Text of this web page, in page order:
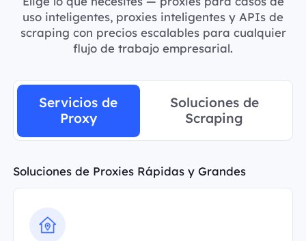
uso inteligentes, proxies inteligentes y APIs de
scraping con precios escalables para cualquier
flujo de trabajo empresarial.
Servicios de
Proxy
Soluciones de
Scraping
Soluciones de Proxies Rápidas y Grandes